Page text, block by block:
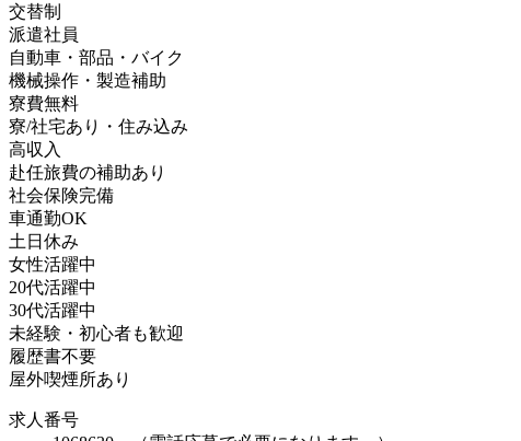
交替制
派遣社員
自動車・部品・バイク
機械操作・製造補助
寮費無料
寮/社宅あり・住み込み
高収入
赴任旅費の補助あり
社会保険完備
車通勤OK
土日休み
女性活躍中
20代活躍中
30代活躍中
未経験・初心者も歓迎
履歴書不要
屋外喫煙所あり
求人番号